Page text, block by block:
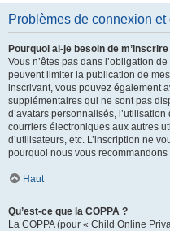
Problèmes de connexion et
Pourquoi ai-je besoin de m’inscrire
Vous n’êtes pas dans l’obligation
peuvent limiter la publication de
inscrivant, vous pouvez également
supplémentaires qui ne sont pas
d’avatars personnalisés,
courriers électroniques aux autres
d’utilisateurs, etc. L’inscription ne
pourquoi nous vous recommandons
Haut
Qu’est-ce que la COPPA ?
La COPPA (pour « Child Online